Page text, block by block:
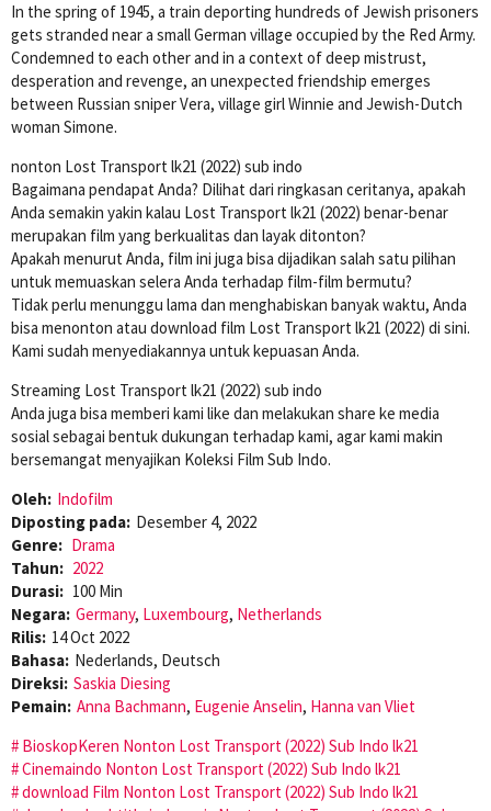
In the spring of 1945, a train deporting hundreds of Jewish prisoners
gets stranded near a small German village occupied by the Red Army.
Condemned to each other and in a context of deep mistrust,
desperation and revenge, an unexpected friendship emerges
between Russian sniper Vera, village girl Winnie and Jewish-Dutch
woman Simone.
nonton Lost Transport lk21 (2022) sub indo
Bagaimana pendapat Anda? Dilihat dari ringkasan ceritanya, apakah
Anda semakin yakin kalau Lost Transport lk21 (2022) benar-benar
merupakan film yang berkualitas dan layak ditonton?
Apakah menurut Anda, film ini juga bisa dijadikan salah satu pilihan
untuk memuaskan selera Anda terhadap film-film bermutu?
Tidak perlu menunggu lama dan menghabiskan banyak waktu, Anda
bisa menonton atau download film Lost Transport lk21 (2022) di sini.
Kami sudah menyediakannya untuk kepuasan Anda.
Streaming Lost Transport lk21 (2022) sub indo
Anda juga bisa memberi kami like dan melakukan share ke media
sosial sebagai bentuk dukungan terhadap kami, agar kami makin
bersemangat menyajikan Koleksi Film Sub Indo.
Oleh: Indofilm
Diposting pada: Desember 4, 2022
Genre: Drama
Tahun: 2022
Durasi: 100 Min
Negara: Germany, Luxembourg, Netherlands
Rilis: 14 Oct 2022
Bahasa: Nederlands, Deutsch
Direksi: Saskia Diesing
Pemain: Anna Bachmann, Eugenie Anselin, Hanna van Vliet
BioskopKeren Nonton Lost Transport (2022) Sub Indo lk21
Cinemaindo Nonton Lost Transport (2022) Sub Indo lk21
download Film Nonton Lost Transport (2022) Sub Indo lk21